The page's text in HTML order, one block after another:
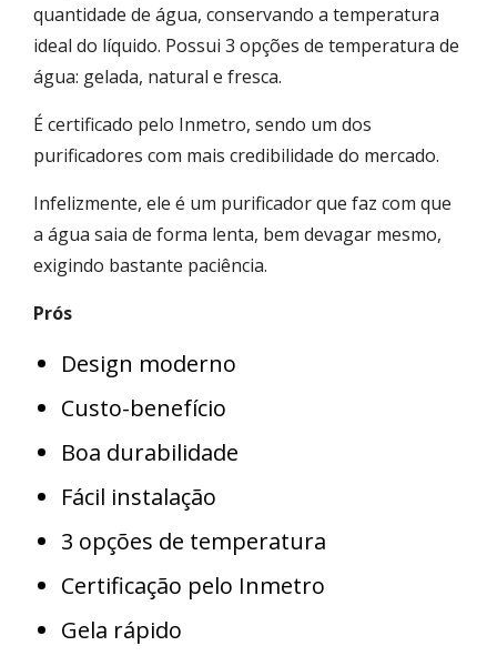
quantidade de água, conservando a temperatura
ideal do líquido. Possui 3 opções de temperatura de
água: gelada, natural e fresca.
É certificado pelo Inmetro, sendo um dos
purificadores com mais credibilidade do mercado.
Infelizmente, ele é um purificador que faz com que
a água saia de forma lenta, bem devagar mesmo,
exigindo bastante paciência.
Prós
Design moderno
Custo-benefício
Boa durabilidade
Fácil instalação
3 opções de temperatura
Certificação pelo Inmetro
Gela rápido